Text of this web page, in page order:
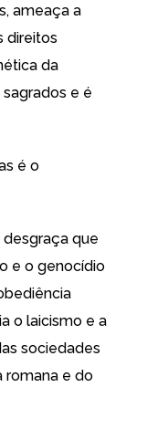
ameaça a
direitos
da
e é
é o
que
e o genocídio
o laicismo e a
sociedades
romana e do